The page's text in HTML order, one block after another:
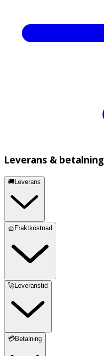
Leverans & betalning
🚚Leverans
🧺Fraktkostnad
🚀Leveranstid
💳Betalning